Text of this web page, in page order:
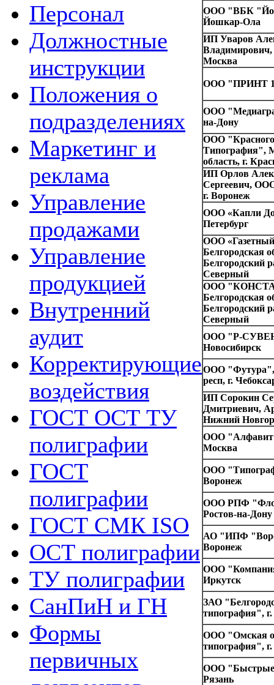
Персонал
Должностные
инструкции
Положения о
подразделениях
Маркетинг и
реклама
Управление
продажами
Управление
продукцией
Внутренний
аудит
Корректирующие
воздействия
ГОСТ ОСТ ТУ
полиграфии
ГОСТ
полиграфии
ГОСТ СМК ISO
ОСТ полиграфии
ТУ полиграфии
СанПиН и ГН
Формы
первичных
ООО "ВБК
Йошкар-Ола
ИП Уваров
Москва
ООО "ПРИНТ
ООО
на-Дону
ООО
Типография",
область, г.
ИП Орлов
Сергеевич,
г. Воронеж
ООО «Капли
Петербург
ООО
Белгородская
Белгородский
Северный
ООО
Белгородская
Белгородский
Северный
ООО "Р-
Новосибирск
ООО
респ, г.
ИП Сорокин
Дмитриевич,
Нижний
ООО "Алфавит
Москва
ООО
Воронеж
ООО РПФ
Ростов-на-Дону
АО "ИПФ
Воронеж
ООО
Иркутск
ЗАО
типография", г.
ООО "Омская
типография",
ООО "Быстрые
Рязань